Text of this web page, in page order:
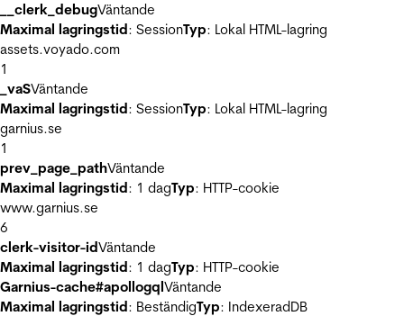
__clerk_debugVäntande
Maximal lagringstid: SessionTyp: Lokal HTML-lagring
assets.voyado.com
1
_vaSVäntande
Maximal lagringstid: SessionTyp: Lokal HTML-lagring
garnius.se
1
prev_page_pathVäntande
Maximal lagringstid: 1 dagTyp: HTTP-cookie
www.garnius.se
6
clerk-visitor-idVäntande
Maximal lagringstid: 1 dagTyp: HTTP-cookie
Garnius-cache#apollogqlVäntande
Maximal lagringstid: BeständigTyp: IndexeradDB